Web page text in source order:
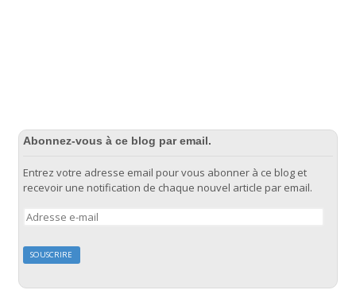
Abonnez-vous à ce blog par email.
Entrez votre adresse email pour vous abonner à ce blog et
recevoir une notification de chaque nouvel article par email.
Adresse
mail